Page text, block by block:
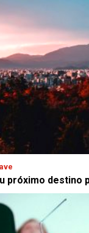
próximo destino